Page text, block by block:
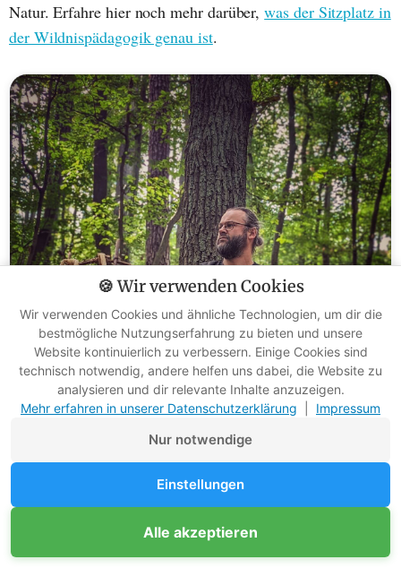
Natur. Erfahre hier noch mehr darüber,was der Sitzplatz in
der Wildnispädagogik genau ist.
Unterstütze Survival-Kompass
🍪 Wir verwenden Cookies
Wir verwenden Cookies und ähnliche Technologien, um dir die
bestmögliche Nutzungserfahrung zu bieten und unsere
Website kontinuierlich zu verbessern. Einige Cookies sind
technisch notwendig, andere helfen uns dabei, die Website zu
analysieren und dir relevante Inhalte anzuzeigen.
Mehr erfahren in unserer Datenschutzerklärung
Impressum
Nur notwendige
Einstellungen
Alle akzeptieren